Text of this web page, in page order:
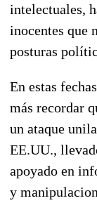
intelectuales,
inocentes que
posturas
En estas
más recordar
un ataque
EE.UU.,
apoyado en
y